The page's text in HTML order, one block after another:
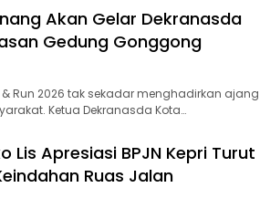
Akan Gelar Dekranasda
Gedung Gonggong
Run 2026 tak sekadar menghadirkan ajang
Ketua Dekranasda Kota…
Lis Apresiasi BPJN Kepri Turut
Ruas Jalan